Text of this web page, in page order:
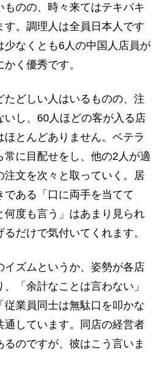
ものの、時々来てはテキパキ
す。調理人は全員日本人です
少なくとも6人の中国人店員が
く優秀です。
どしい人はいるものの、注
いし、60人ほどの客が入る店
ほとんどありません。ベテラ
常に目配せをし、他の2人が適
注文を次々と取っていく。居
である「口に両手を当てて
何度も言う」はあまり見られ
だけで気付いてくれます。
ズムというか、姿勢が各店
「余計なことは言わない」
従業員同士は無駄口を叩かな
通しています。同店の経営者
るのですが、彼はこう言いま